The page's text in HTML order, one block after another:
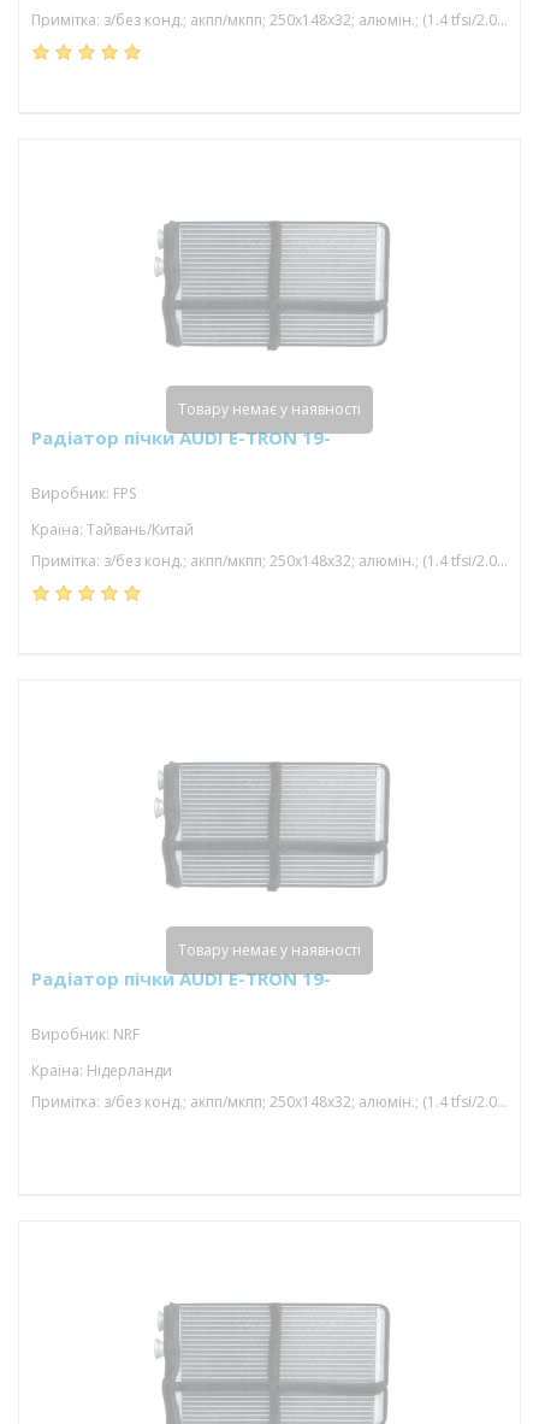
Примітка: з/без конд.; акпп/мкпп; 250x148x32; алюмін.; (1.4 tfsi/2.0 tdi/2.0 tfsi/3.0 tdi/4.0 tdi/4.5 tdi/5.0 tdi/5.5 tfsi/3.0 tfsi); паяний
Радіатор пічки AUDI E-TRON 19-
Виробник: FPS
Країна: Тайвань/Китай
Примітка: з/без конд.; акпп/мкпп; 250x148x32; алюмін.; (1.4 tfsi/2.0 tdi/2.0 tfsi/3.0 tdi/4.0 tdi/4.5 tdi/5.0 tdi/5.5 tfsi/3.0 tfsi); паяний
Товару немає у наявності
Радіатор пічки AUDI E-TRON 19-
Виробник: NRF
Країна: Нідерланди
Примітка: з/без конд.; акпп/мкпп; 250x148x32; алюмін.; (1.4 tfsi/2.0 tdi/2.0 tfsi/3.0 tdi/4.0 tdi/4.5 tdi/5.0 tdi/5.5 tfsi/3.0 tfsi); паяний
Товару немає у наявності